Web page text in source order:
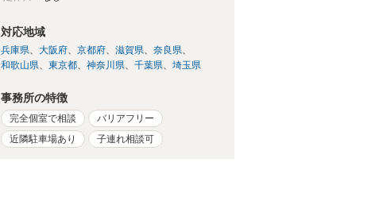
対応地域
兵庫県 大阪府 京都府 滋賀県
奈良県
和歌山県
東京都 神奈川県 千葉県 埼玉県
事務所の特徴
完全個室で相談
バリアフリー
近隣駐車場あり
子連れ相談可